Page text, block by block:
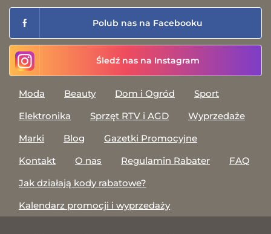
Polub nas na Facebooku
Śledź nas na Instagram
Moda Beauty Dom i Ogród
Sport
Elektronika
Sprzęt RTV i AGD
Wyprzedaże
Marki
Blog
Gazetki Promocyjne
Kontakt
O nas Regulamin Rabater
FAQ
Jak działają kody rabatowe?
Kalendarz promocji i wyprzedaży